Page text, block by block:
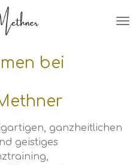
bei
ganzheitlichen
geistiges